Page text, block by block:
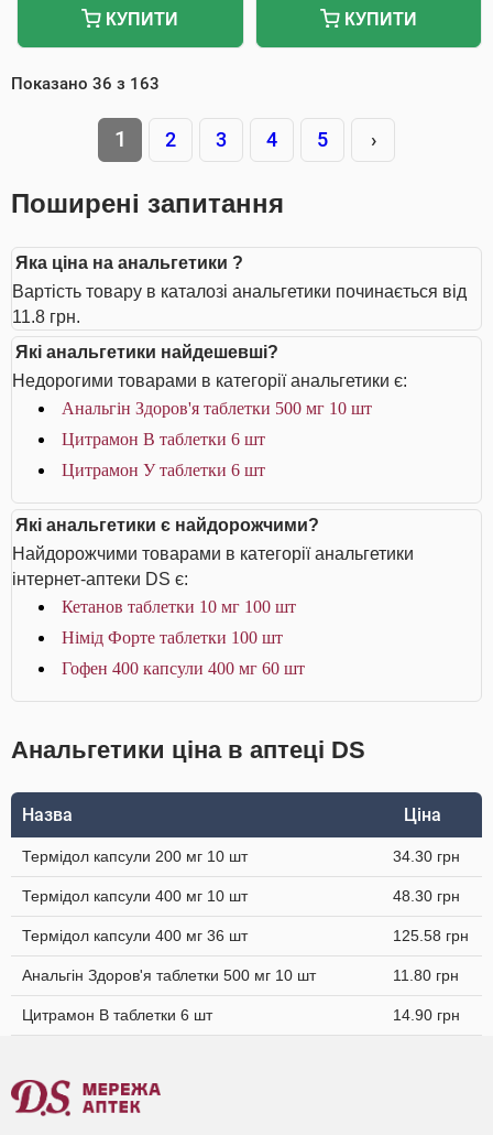
КУПИТИ КУПИТИ
Показано 36 з 163
1 2 3 4 5 ›
Поширені запитання
Яка ціна на анальгетики ?
Вартість товару в каталозі анальгетики починається від
11.8 грн.
Які анальгетики найдешевші?
Недорогими товарами в категорії анальгетики є:
Анальгін Здоров'я таблетки 500 мг 10 шт
Цитрамон В таблетки 6 шт
Цитрамон У таблетки 6 шт
Які анальгетики є найдорожчими?
Найдорожчими товарами в категорії анальгетики
інтернет-аптеки DS є:
Кетанов таблетки 10 мг 100 шт
Німід Форте таблетки 100 шт
Гофен 400 капсули 400 мг 60 шт
Анальгетики ціна в аптеці DS
Назва Ціна
Термідол капсули 200 мг 10 шт 34.30 грн
Термідол капсули 400 мг 10 шт 48.30 грн
Термідол капсули 400 мг 36 шт 125.58 грн
Анальгін Здоров'я таблетки 500 мг 10 шт 11.80 грн
Цитрамон В таблетки 6 шт 14.90 грн